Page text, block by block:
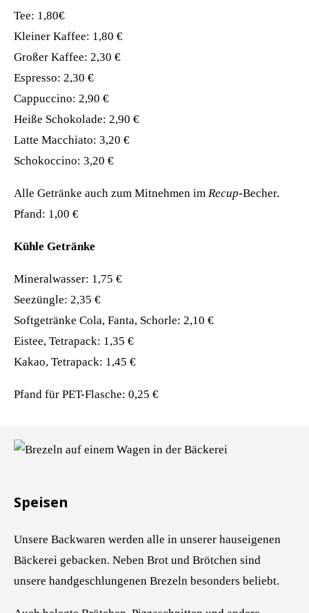
Tee: 1,80€
Kleiner Kaffee: 1,80 €
Großer Kaffee: 2,30 €
Espresso: 2,30 €
Cappuccino: 2,90 €
Heiße Schokolade: 2,90 €
Latte Macchiato: 3,20 €
Schokoccino: 3,20 €
Alle Getränke auch zum Mitnehmen im Recup-Becher.
Pfand: 1,00 €
Kühle Getränke
Mineralwasser: 1,75 €
Seezüngle: 2,35 €
Softgetränke Cola, Fanta, Schorle: 2,10 €
Eistee, Tetrapack: 1,35 €
Kakao, Tetrapack: 1,45 €
Pfand für PET-Flasche: 0,25 €
Speisen
Unsere Backwaren werden alle in unserer hauseigenen
Bäckerei gebacken. Neben Brot und Brötchen sind
unsere handgeschlungenen Brezeln besonders beliebt.